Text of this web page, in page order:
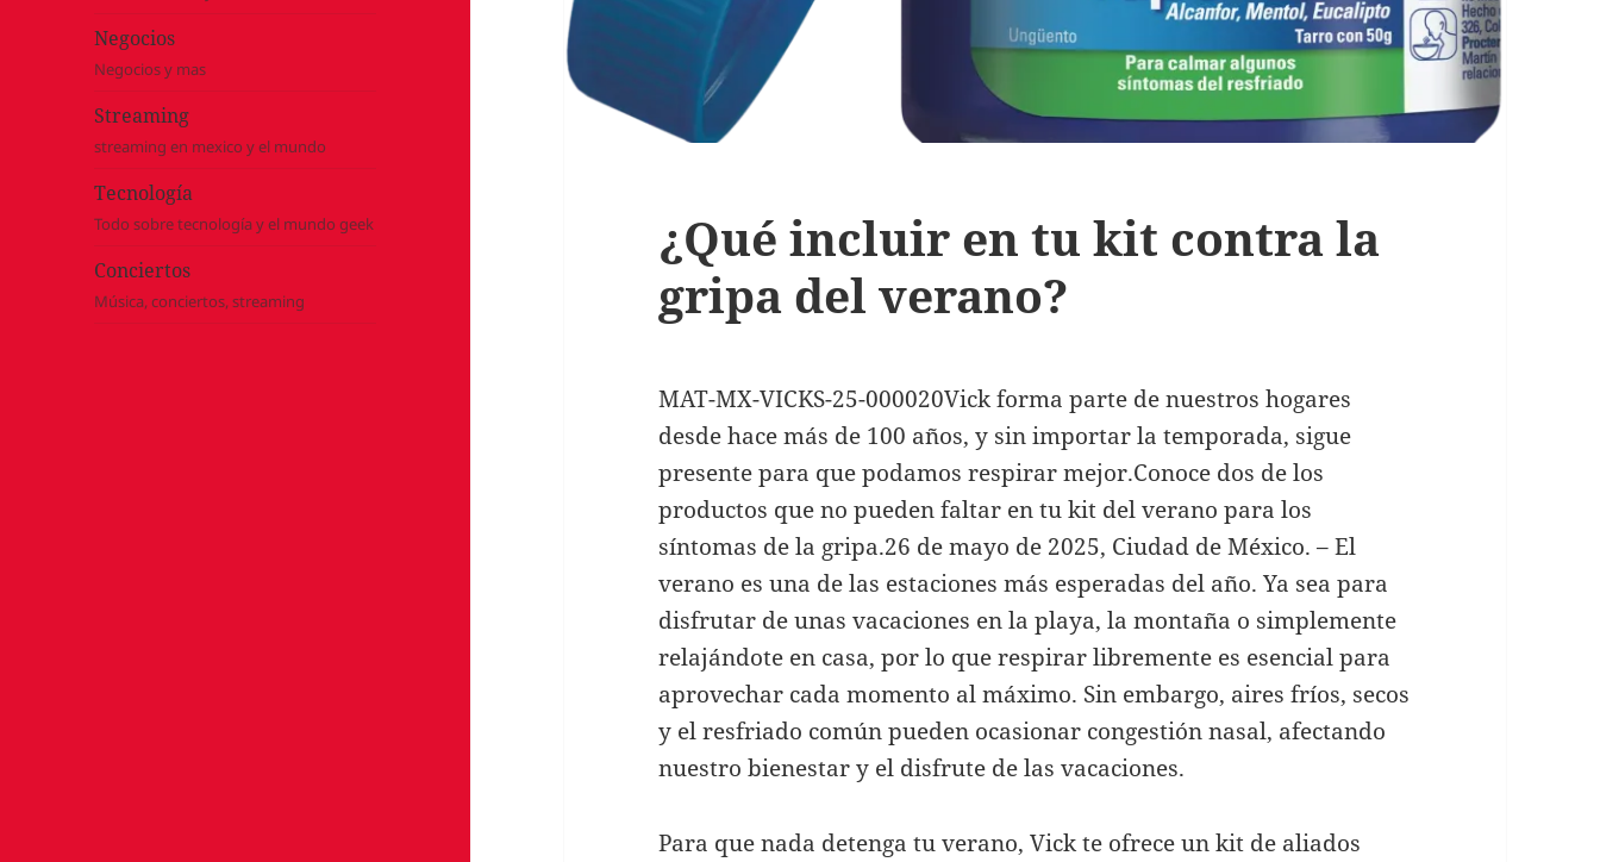
Negocios
Negocios y mas
Streaming
streaming en mexico y el mundo
Tecnología
Todo sobre tecnología y el mundo geek
Conciertos
Música, conciertos, streaming
¿Qué incluir en tu kit contra la
gripa del verano?
MAT-MX-VICKS-25-000020Vick forma parte de nuestros hogares
desde hace más de 100 años, y sin importar la temporada, sigue
presente para que podamos respirar mejor.Conoce dos de los
productos que no pueden faltar en tu kit del verano para los
síntomas de la gripa.26 de mayo de 2025, Ciudad de México. – El
verano es una de las estaciones más esperadas del año. Ya sea para
disfrutar de unas vacaciones en la playa, la montaña o simplemente
relajándote en casa, por lo que respirar libremente es esencial para
aprovechar cada momento al máximo. Sin embargo, aires fríos, secos
y el resfriado común pueden ocasionar congestión nasal, afectando
nuestro bienestar y el disfrute de las vacaciones.
Para que nada detenga tu verano, Vick te ofrece un kit de aliados